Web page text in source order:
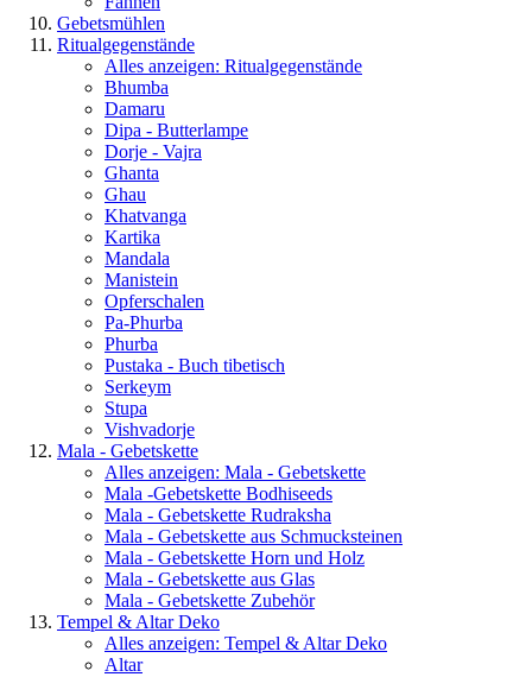
Gebetsmühlen
Ritualgegenstände
Alles anzeigen: Ritualgegenstände
Bhumba
Damaru
Dipa - Butterlampe
Dorje - Vajra
Ghanta
Ghau
Khatvanga
Kartika
Mandala
Manistein
Opferschalen
Pa-Phurba
Phurba
Pustaka - Buch tibetisch
Serkeym
Stupa
Vishvadorje
Mala - Gebetskette
Alles anzeigen: Mala - Gebetskette
Mala -Gebetskette Bodhiseeds
Mala - Gebetskette Rudraksha
Mala - Gebetskette aus Schmucksteinen
Mala - Gebetskette Horn und Holz
Mala - Gebetskette aus Glas
Mala - Gebetskette Zubehör
Tempel & Altar Deko
Alles anzeigen: Tempel & Altar Deko
Altar